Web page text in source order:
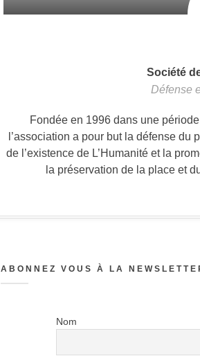
Société
Défense
Fondée en 1996 dans une
l’association a pour but la défense
de l’existence de L’Humanité et la
la préservation de la place et
ABONNEZ VOUS À LA
Nom